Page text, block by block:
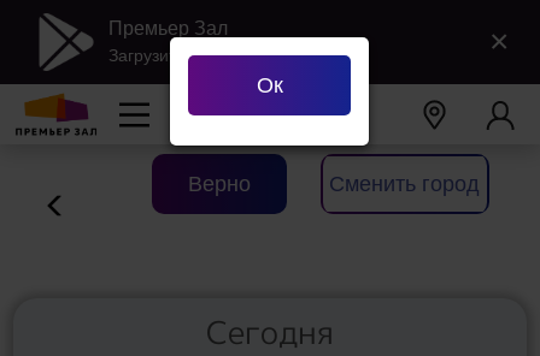
Премьер Зал
Загрузить в Google Play ×
Ваш городЕкатеринбург
Верно Сменить город
Сегодня
Ок